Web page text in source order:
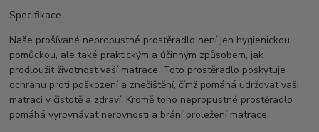
Specifikace
Naše prošívané nepropustné prostěradlo není jen hygienickou
pomůckou, ale také praktickým a účinným způsobem, jak
prodloužit životnost vaší matrace. Toto prostěradlo poskytuje
ochranu proti poškození a znečištění, čímž pomáhá udržovat vaši
matraci v čistotě a zdraví. Kromě toho nepropustné prostěradlo
pomáhá vyrovnávat nerovnosti a brání proležení matrace.